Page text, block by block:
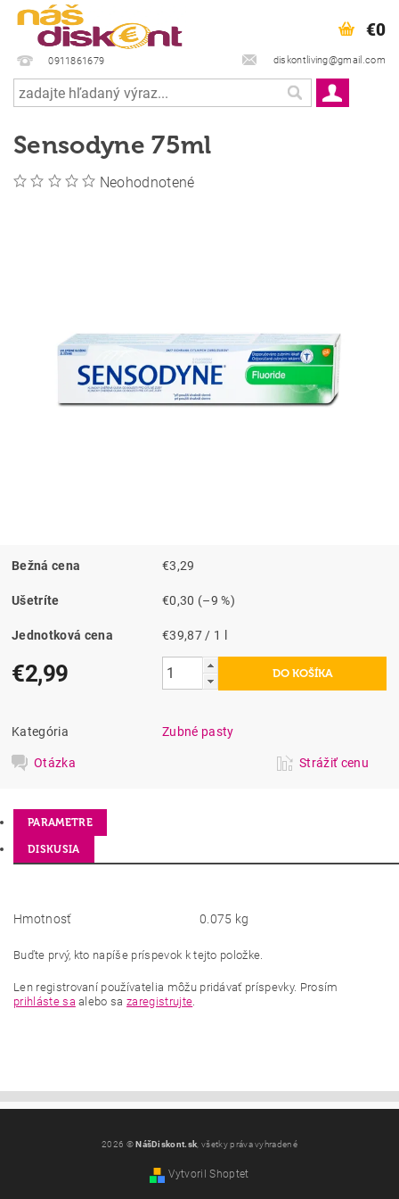
0911861679 diskontliving@gmail.com
€0
Sensodyne 75ml
Neohodnotené
Bežná cena €3,29
Ušetríte €0,30 (–9 %)
Jednotková cena €39,87 / 1 l
€2,99
Kategória Zubné pasty
Otázka Strážiť cenu
PARAMETRE
DISKUSIA
Hmotnosť 0.075 kg
Buďte prvý, kto napíše príspevok k tejto položke.
Len registrovaní používatelia môžu pridávať príspevky. Prosím
prihláste sa alebo sazaregistrujte.
2026 ©NášDiskont.sk , všetky práva vyhradené
Vytvoril Shoptet